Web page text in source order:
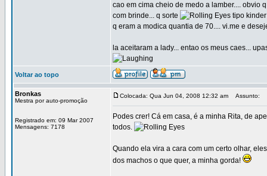
cao em cima cheio de medo a lamber.... obvio
com brinde... q sorte
tipo
q eram a modica quantia de 70.... vi.me e
la aceitaram a lady... entao os meus caes...
Voltar ao topo
Bronkas
Mestra por auto-promoção
Registrado em: 09 Mar 2007
Mensagens: 7178
Colocada: Qua Jun 04, 2008 12:32 am Assunto:
Podes crer! Cá em casa, é a minha Rita, de
todos.
Quando ela vira a cara com um certo olhar,
dos machos o que quer, a minha gorda!